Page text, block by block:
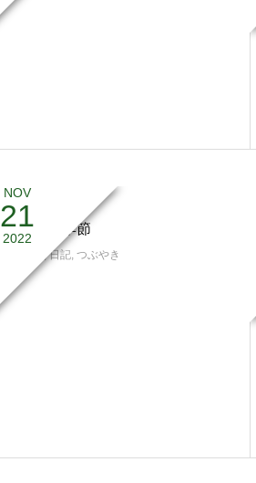
NOV
21
2022
りんごの季節
,日記 つぶやき